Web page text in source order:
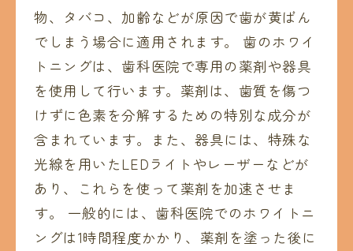
物、タバコ、加齢などが原因で歯が黄ばん
でしまう場合に適用されます。 歯のホワイ
トニングは、歯科医院で専用の薬剤や器具
を使用して行います。薬剤は、歯質を傷つ
けずに色素を分解するための特別な成分が
含まれています。また、器具には、特殊な
光線を用いたLEDライトやレーザーなどが
あり、これらを使って薬剤を加速させま
す。 一般的には、歯科医院でのホワイトニ
ングは1時間程度かかり、薬剤を塗った後に